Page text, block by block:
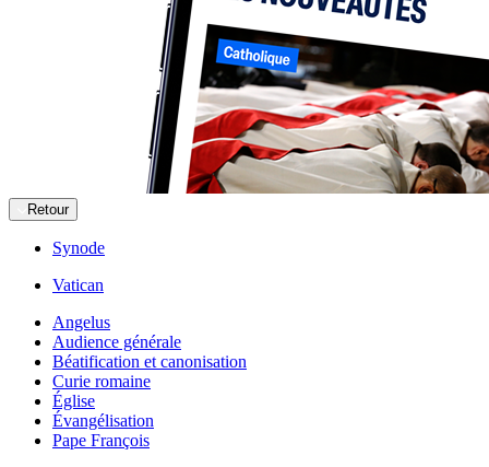
Retour
Synode
Vatican
Angelus
Audience générale
Béatification et canonisation
Curie romaine
Église
Évangélisation
Pape François